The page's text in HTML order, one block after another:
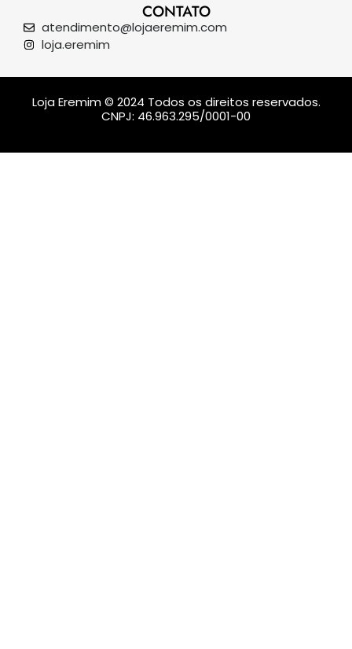
CONTATO
atendimento@lojaeremim.com
loja.eremim
Loja Eremim © 2024 Todos os direitos reservados.
CNPJ: 46.963.295/0001-00